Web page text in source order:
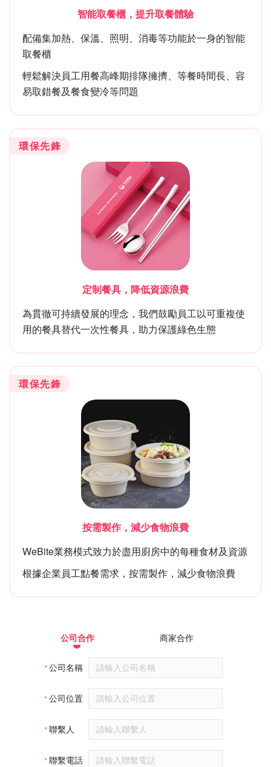
智能取餐櫃，提升取餐體驗
配備集加熱、保溫、照明、消毒等功能於一身的智能
取餐櫃
輕鬆解決員工用餐高峰期排隊擁擠、等餐時間長、容
易取錯餐及餐食變冷等問題
環保先鋒
定制餐具，降低資源浪費
為貫徹可持續發展的理念，我們鼓勵員工以可重複使
用的餐具替代一次性餐具，助力保護綠色生態
環保先鋒
按需製作，減少食物浪費
WeBite業務模式致力於盡用廚房中的每種食材及資源
根據企業員工點餐需求，按需製作，減少食物浪費
公司合作 商家合作
公司名稱
公司位置
聯繫人
聯繫電話